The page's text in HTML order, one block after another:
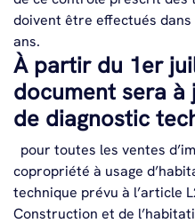
doivent être effectués
ans.
À partir du 1er
document sera
de diagnostic
pour toutes les ventes
copropriété à usage
technique prévu à l’article
Construction et de